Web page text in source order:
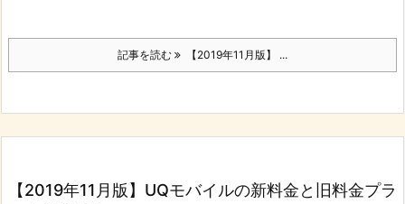
記事を読む 【2019年11月版】 ...
【2019年11月版】UQモバイルの新料金と旧料金プラ